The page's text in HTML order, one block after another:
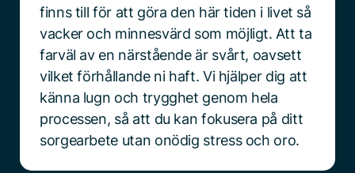
finns till för att göra den här tiden i livet så
vacker och minnesvärd som möjligt. Att ta
farväl av en närstående är svårt, oavsett
vilket förhållande ni haft. Vi hjälper dig att
känna lugn och trygghet genom hela
processen, så att du kan fokusera på ditt
sorgearbete utan onödig stress och oro.